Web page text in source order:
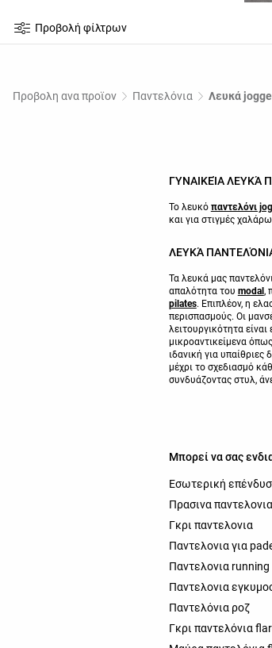
Προβολή φίλτρων
Προβολη ανα προϊον Παντελόνια Λευκά
ΓΥΝΑΙΚΕΊΑ ΛΕΥΚΆ
Το λευκό παντελόνι
και για στιγμές
ΛΕΥΚΆ
Τα λευκά μας
απαλότητα του modal ,
pilates. Επιπλέον, η
περισπασμούς. Οι
λειτουργικότητα
μικροαντικείμενα
ιδανική για
μέχρι το σχεδιασμό
συνδυάζοντας στυλ,
Μπορεί να σας
Εσωτερική
Πρασινα παντελονια
Γκρι παντελονια
Παντελονια για
Παντελονια running
Παντελονια
Παντελόνια ροζ
Γκρι παντελόνια